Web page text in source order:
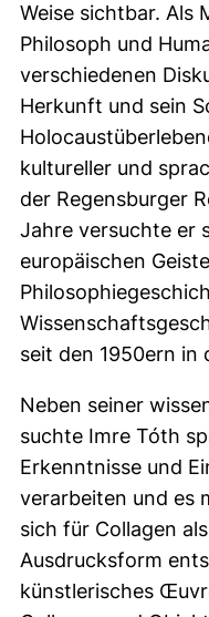
Weise sichtbar. Als
Philosoph und
verschiedenen
Herkunft und sein
kultureller und
der Regensburger
Jahre versuchte er
europäischen
seit den 1950ern in
Neben seiner
suchte Imre Tóth
Erkenntnisse und
verarbeiten und es
sich für Collagen
Ausdrucksform
künstlerisches